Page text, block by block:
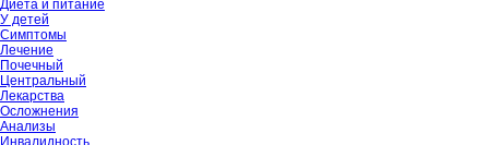
Диета и питание
У детей
Симптомы
Лечение
Почечный
Центральный
Лекарства
Осложнения
Анализы
Инвалидность